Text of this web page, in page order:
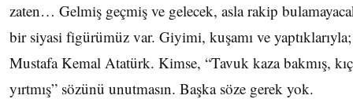
zaten… Gelmiş geçmiş ve gelecek, asla rakip
bir siyasi figürümüz var. Giyimi, kuşamı ve yaptıklarıyla;
Mustafa Kemal Atatürk. Kimse, “Tavuk kaza bakmış,
yırtmış” sözünü unutmasın. Başka söze gerek yok.